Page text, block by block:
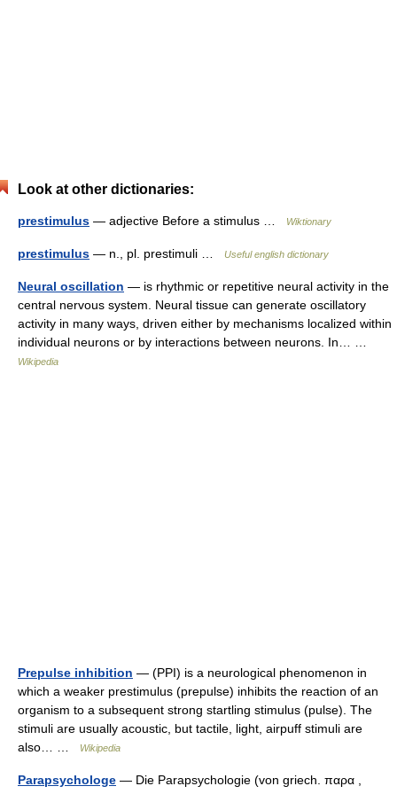
Look at other dictionaries:
prestimulus — adjective Before a stimulus … Wiktionary
prestimulus — n., pl. prestimuli … Useful english dictionary
Neural oscillation — is rhythmic or repetitive neural activity in the
central nervous system. Neural tissue can generate oscillatory
activity in many ways, driven either by mechanisms localized within
individual neurons or by interactions between neurons. In… …
Wikipedia
Prepulse inhibition — (PPI) is a neurological phenomenon in
which a weaker prestimulus (prepulse) inhibits the reaction of an
organism to a subsequent strong startling stimulus (pulse). The
stimuli are usually acoustic, but tactile, light, airpuff stimuli are
also… …
Wikipedia
Parapsychologe — Die Parapsychologie (von griech. παρα ,